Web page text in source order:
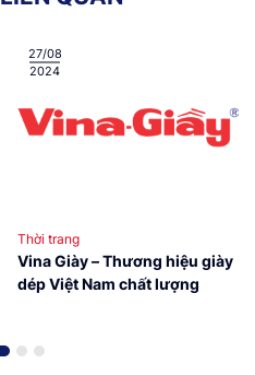
27/08
2024
Thời trang
Vina Giày – Thương hiệu giày
dép Việt Nam chất lượng